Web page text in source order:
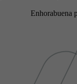
Enhorabuena